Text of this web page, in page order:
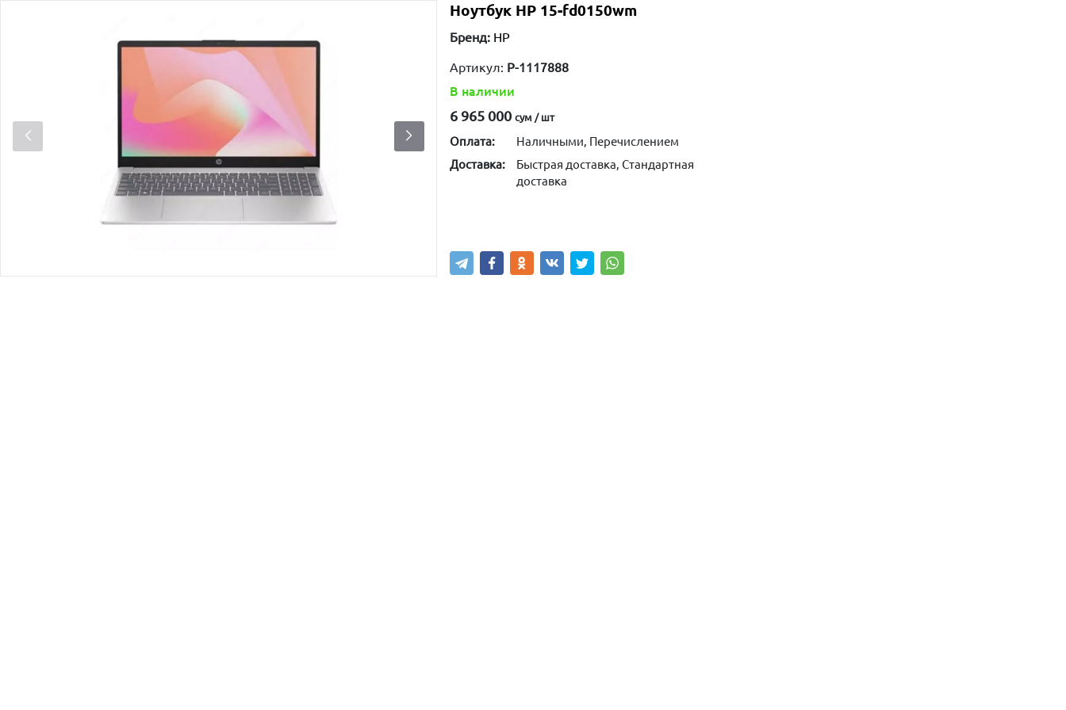
Ноутбук HP 15-fd0150wm
Бренд: HP
Артикул: P-1117888
В наличии
6 965 000 сум / шт
Оплата:
Наличными, Перечислением
Доставка:
Быстрая доставка, Стандартная
доставка